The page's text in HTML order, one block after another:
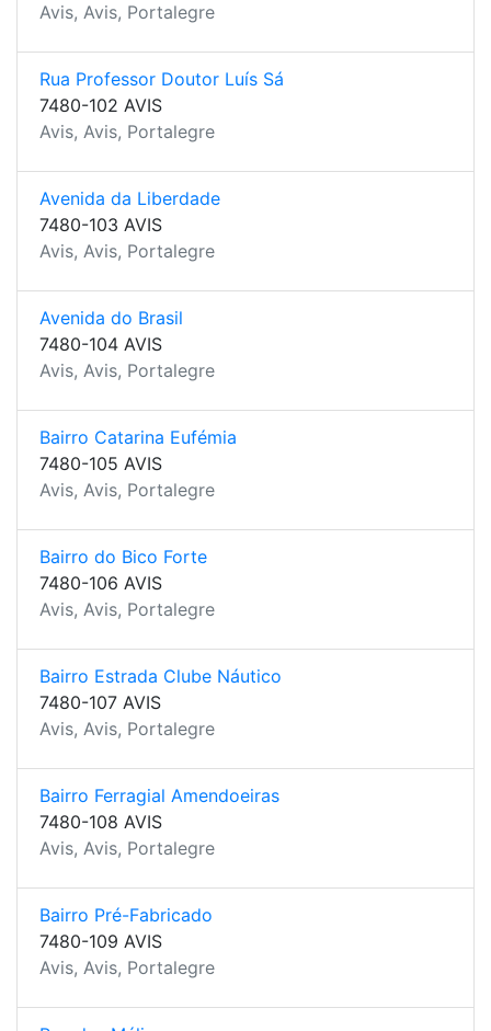
Avis, Avis, Portalegre
Rua Professor Doutor Luís Sá
7480-102 AVIS
Avis, Avis, Portalegre
Avenida da Liberdade
7480-103 AVIS
Avis, Avis, Portalegre
Avenida do Brasil
7480-104 AVIS
Avis, Avis, Portalegre
Bairro Catarina Eufémia
7480-105 AVIS
Avis, Avis, Portalegre
Bairro do Bico Forte
7480-106 AVIS
Avis, Avis, Portalegre
Bairro Estrada Clube Náutico
7480-107 AVIS
Avis, Avis, Portalegre
Bairro Ferragial Amendoeiras
7480-108 AVIS
Avis, Avis, Portalegre
Bairro Pré-Fabricado
7480-109 AVIS
Avis, Avis, Portalegre